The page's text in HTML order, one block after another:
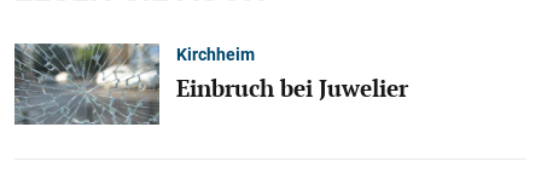
Kirchheim
Einbruch bei Juwelier